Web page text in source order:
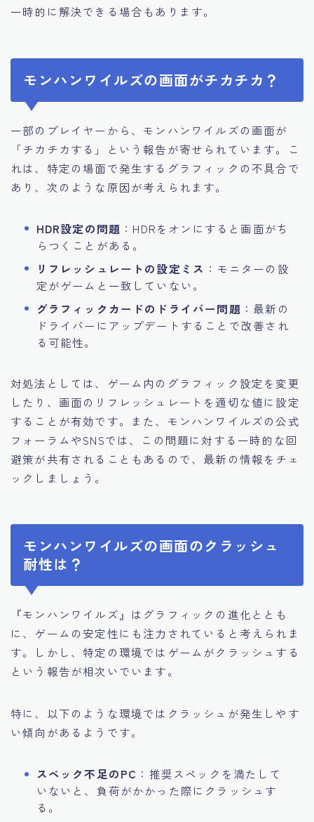
一時的に解決できる場合もあります。
モンハンワイルズの画面がチカチカ？
一部のプレイヤーから、モンハンワイルズの画面が
「チカチカする」という報告が寄せられています。こ
れは、特定の場面で発生するグラフィックの不具合で
あり、次のような原因が考えられます。
HDR設定の問題 ：HDRをオンにすると画面がち
らつくことがある。
リフレッシュレートの設定ミス ：モニターの設
定がゲームと一致していない。
グラフィックカードのドライバー問題 ：最新の
ドライバーにアップデートすることで改善され
る可能性。
対処法としては、ゲーム内のグラフィック設定を変更
したり、画面のリフレッシュレートを適切な値に設定
することが有効です。また、モンハンワイルズの公式
フォーラムやSNSでは、この問題に対する一時的な回
避策が共有されることもあるので、最新の情報をチェ
ックしましょう。
モンハンワイルズの画面のクラッシュ
耐性は？
『モンハンワイルズ』はグラフィックの進化ととも
に、ゲームの安定性にも注力されていると考えられま
す。しかし、特定の環境ではゲームがクラッシュする
という報告が相次いでいます。
特に、以下のような環境ではクラッシュが発生しやす
い傾向があるようです。
スペック不足のPC ：推奨スペックを満たして
いないと、負荷がかかった際にクラッシュす
る。